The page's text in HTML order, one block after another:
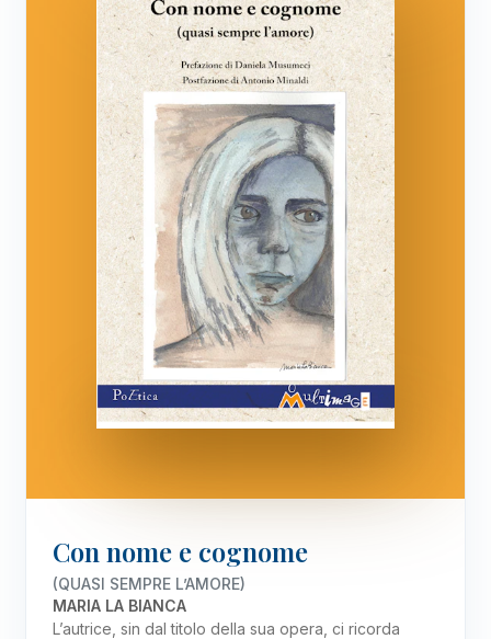
Con nome e cognome
(QUASI SEMPRE L’AMORE)
MARIA LA BIANCA
L’autrice, sin dal titolo della sua opera, ci ricorda